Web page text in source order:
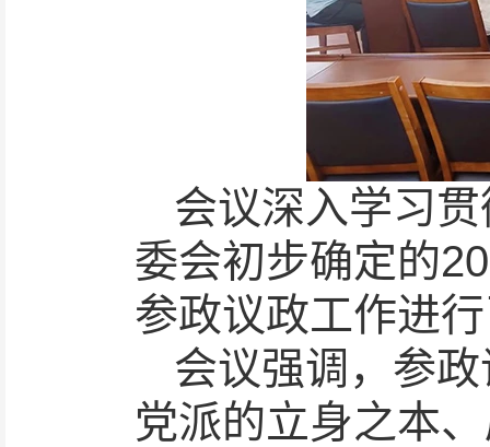
会议深入学习
委会初步确定的
参政议政工作进
会议强调，参
党派的立身之本